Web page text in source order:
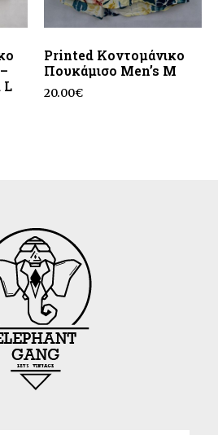
L
Printed Κοντομάνικο
Πουκάμισο Men’s M
20.00€